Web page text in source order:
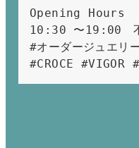
Opening Hours
10:30 〜19:00　
#オーダージュエリ
#CROCE #VIGOR